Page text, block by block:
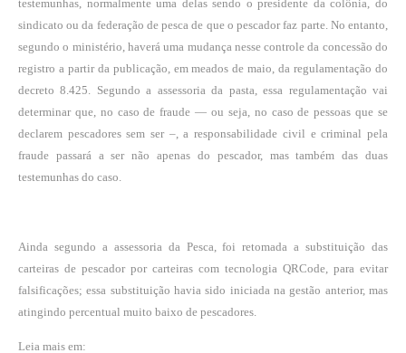
testemunhas, normalmente uma delas sendo o presidente da colônia, do
sindicato ou da federação de pesca de que o pescador faz parte. No entanto,
segundo o ministério, haverá uma mudança nesse controle da concessão do
registro a partir da publicação, em meados de maio, da regulamentação do
decreto 8.425. Segundo a assessoria da pasta, essa regulamentação vai
determinar que, no caso de fraude — ou seja, no caso de pessoas que se
declarem pescadores sem ser –, a responsabilidade civil e criminal pela
fraude passará a ser não apenas do pescador, mas também das duas
testemunhas do caso.
Ainda segundo a assessoria da Pesca, foi retomada a substituição das
carteiras de pescador por carteiras com tecnologia QRCode, para evitar
falsificações; essa substituição havia sido iniciada na gestão anterior, mas
atingindo percentual muito baixo de pescadores.
Leia mais em: